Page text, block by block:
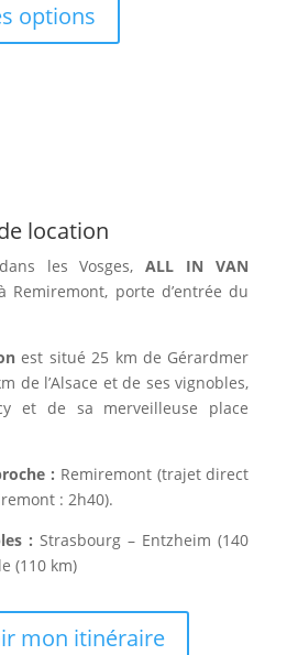
options
location
les Vosges,ALL IN VAN
porte d’entrée du
est situé 25 km de Gérardmer
de l’Alsace et de ses vignobles,
et de sa merveilleuse place
: Remiremont (trajet direct
: 2h40).
: Strasbourg – Entzheim (140
(110 km)
mon itinéraire